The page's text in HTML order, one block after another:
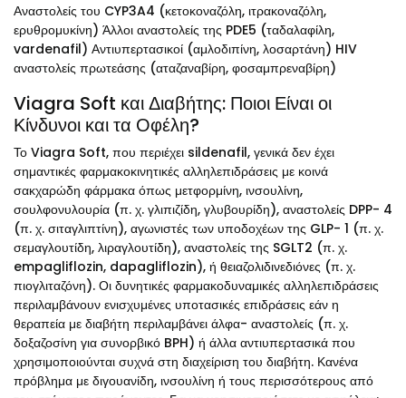
Αναστολείς του CYP3A4 (κετοκοναζόλη, ιτρακοναζόλη,
ερυθρομυκίνη) Άλλοι αναστολείς της PDE5 (ταδαλαφίλη,
vardenafil) Αντιυπερτασικοί (αμλοδιπίνη, λοσαρτάνη) HIV
αναστολείς πρωτεάσης (αταζαναβίρη, φοσαμπρεναβίρη)
Viagra Soft και Διαβήτης: Ποιοι Είναι οι
Κίνδυνοι και τα Οφέλη?
Το Viagra Soft, που περιέχει sildenafil, γενικά δεν έχει
σημαντικές φαρμακοκινητικές αλληλεπιδράσεις με κοινά
σακχαρώδη φάρμακα όπως μετφορμίνη, ινσουλίνη,
σουλφονυλουρία (π. χ. γλιπιζίδη, γλυβουρίδη), αναστολείς DPP- 4
(π. χ. σιταγλιπτίνη), αγωνιστές των υποδοχέων της GLP- 1 (π. χ.
σεμαγλουτίδη, λιραγλουτίδη), αναστολείς της SGLT2 (π. χ.
empagliflozin, dapagliflozin), ή θειαζολιδινεδιόνες (π. χ.
πιογλιταζόνη). Οι δυνητικές φαρμακοδυναμικές αλληλεπιδράσεις
περιλαμβάνουν ενισχυμένες υποτασικές επιδράσεις εάν η
θεραπεία με διαβήτη περιλαμβάνει άλφα- αναστολείς (π. χ.
δοξαζοσίνη για συνορβικό BPH) ή άλλα αντιυπερτασικά που
χρησιμοποιούνται συχνά στη διαχείριση του διαβήτη. Κανένα
πρόβλημα με διγουανίδη, ινσουλίνη ή τους περισσότερους από